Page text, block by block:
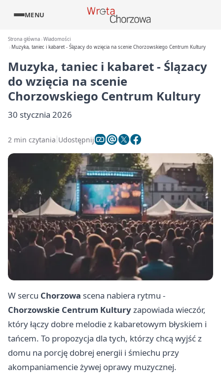
MENU
Strona główna Wiadomości
Muzyka, taniec i kabaret - Ślązacy do wzięcia na scenie Chorzowskiego Centrum Kultury
Muzyka, taniec i kabaret - Ślązacy
do wzięcia na scenie
Chorzowskiego Centrum Kultury
30 stycznia 2026
2 min czytania Udostępnij
W sercu Chorzowa scena nabiera rytmu -
Chorzowskie Centrum Kulturyzapowiada wieczór,
który łączy dobre melodie z kabaretowym błyskiem i
tańcem. To propozycja dla tych, którzy chcą wyjść z
domu na porcję dobrej energii i śmiechu przy
akompaniamencie żywej oprawy muzycznej.